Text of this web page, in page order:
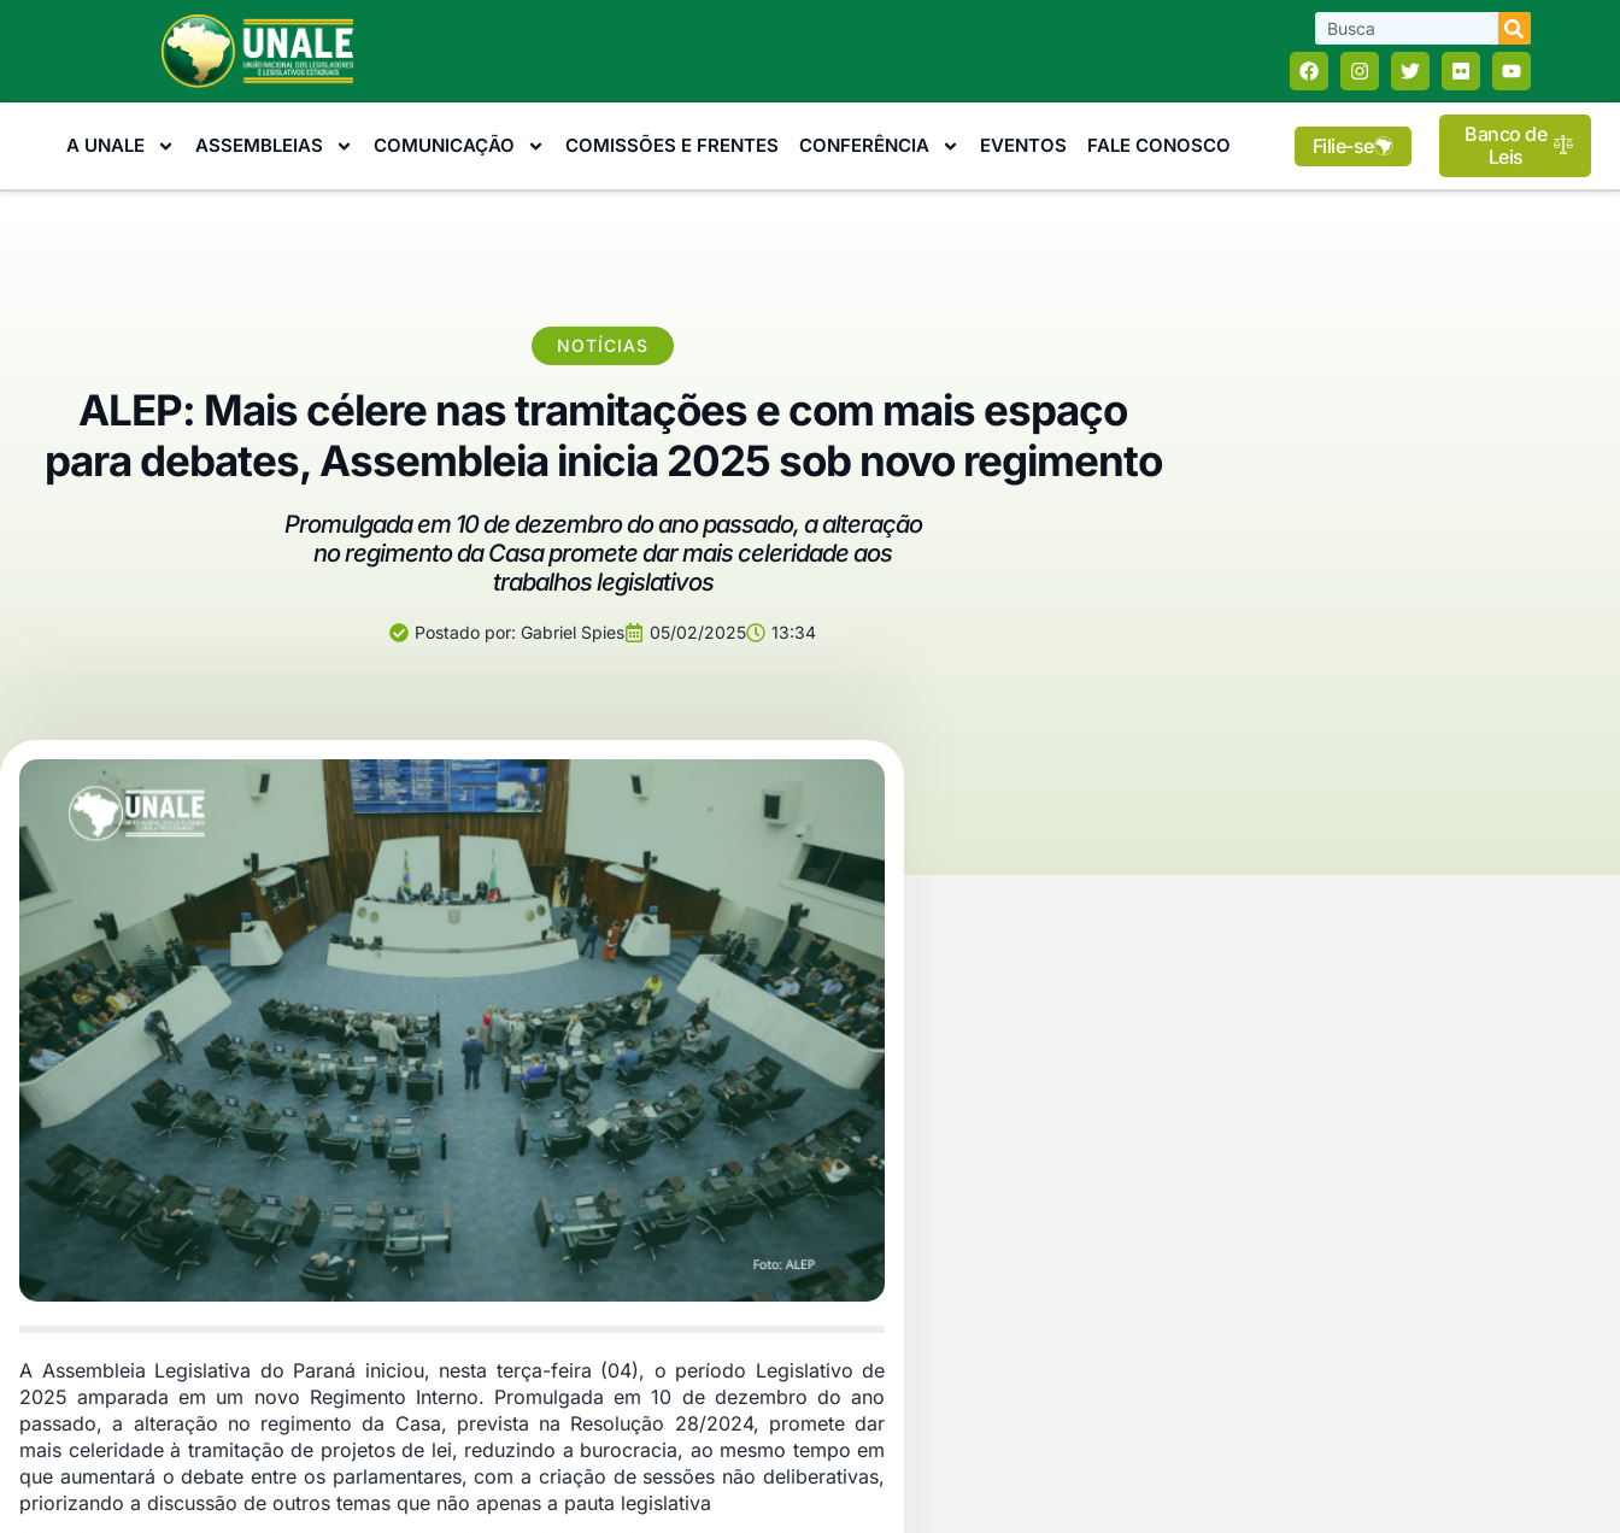
A UNALE ASSEMBLEIAS COMUNICAÇÃO COMISSÕES E FRENTES CONFERÊNCIA EVENTOS FALE CONOSCO Filie-se
Banco de
Leis
NOTÍCIAS
ALEP: Mais célere nas tramitações e com mais espaço
para debates, Assembleia inicia 2025 sob novo regimento
Promulgada em 10 de dezembro do ano passado, a alteração
no regimento da Casa promete dar mais celeridade aos
trabalhos legislativos
Postado por: Gabriel Spies 05/02/2025 13:34
A Assembleia Legislativa do Paraná iniciou, nesta terça-feira (04), o período Legislativo de
2025 amparada em um novo Regimento Interno. Promulgada em 10 de dezembro do ano
passado, a alteração no regimento da Casa, prevista na Resolução 28/2024, promete dar
mais celeridade à tramitação de projetos de lei, reduzindo a burocracia, ao mesmo tempo em
que aumentará o debate entre os parlamentares, com a criação de sessões não deliberativas,
priorizando a discussão de outros temas que não apenas a pauta legislativa